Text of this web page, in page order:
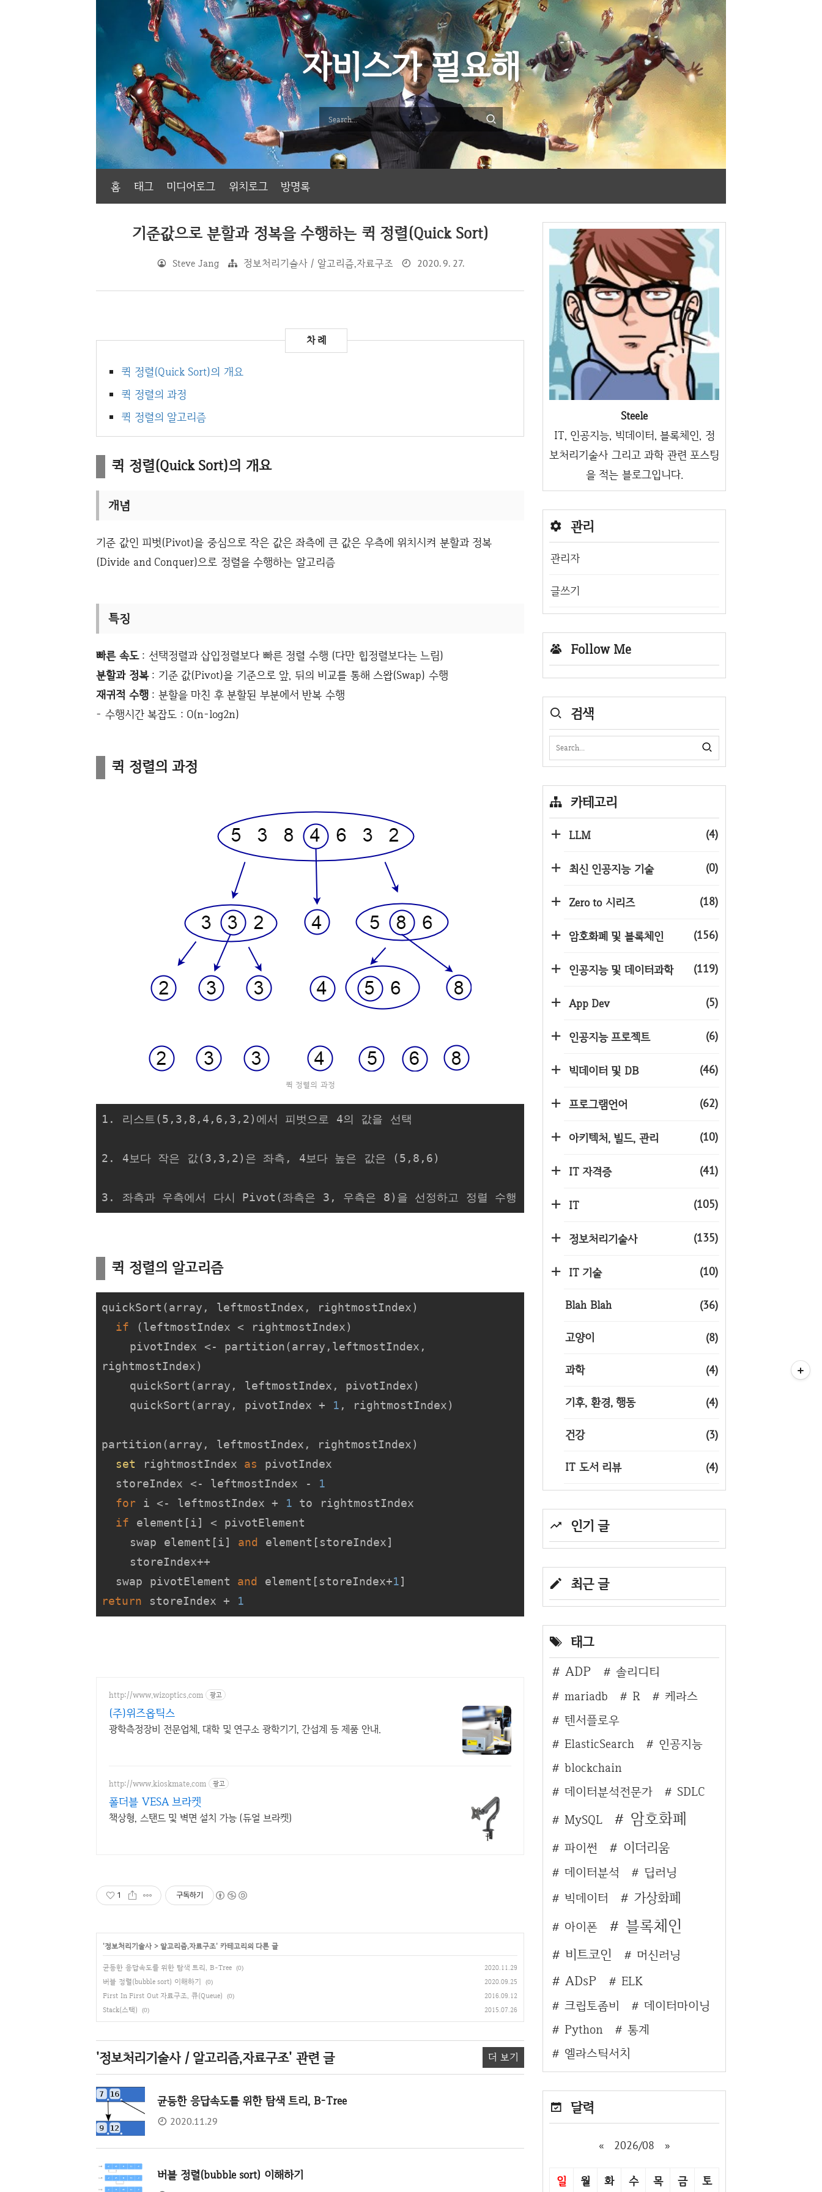
자비스가 필요해
홈 태그 미디어로그 위치로그 방명록
기준값으로 분할과 정복을 수행하는 퀵 정렬(Quick Sort)
Steve Jang 정보처리기술사 / 알고리즘,자료구조 2020. 9. 27.
퀵 정렬(Quick Sort)의 개요
퀵 정렬의 과정
퀵 정렬의 알고리즘
퀵 정렬(Quick Sort)의 개요
개념
기준 값인 피벗(Pivot)을 중심으로 작은 값은 좌측에 큰 값은 우측에 위치시켜 분할과 정복
(Divide and Conquer)으로 정렬을 수행하는 알고리즘
특징
빠른 속도: 선택정렬과 삽입정렬보다 빠른 정렬 수행 (다만 힙정렬보다는 느림)
분할과 정복: 기준 값(Pivot)을 기준으로 앞, 뒤의 비교를 통해 스왑(Swap) 수행
재귀적 수행: 분할을 마친 후 분할된 부분에서 반복 수행
- 수행시간 복잡도 : O(n-log2n)
퀵 정렬의 과정
퀵 정렬의 과정
1. 리스트(5,3,8,4,6,3,2)에서 피벗으로 4의 값을 선택
2. 4보다 작은 값(3,3,2)은 좌측, 4보다 높은 값은 (5,8,6)
3. 좌측과 우측에서 다시 Pivot(좌측은 3, 우측은 8)을 선정하고 정렬 수행
퀵 정렬의 알고리즘
quickSort(array, leftmostIndex, rightmostIndex)
if (leftmostIndex < rightmostIndex)
rightmostIndex)
    quickSort(array, pivotIndex +
1 , rightmostIndex)
partition(array, leftmostIndex, rightmostIndex)
set rightmostIndex as pivotIndex
  storeIndex <- leftmostIndex -
1
for i <- leftmostIndex + 1 to rightmostIndex
if element[i] < pivotElement
    swap element[i]
and
element[storeIndex]
  swap pivotElement
and element[storeIndex+1
return storeIndex + 1
http://www.wizoptics.com 광고
(주)위즈옵틱스
광학측정장비 전문업체, 대학 및 연구소 광학기기, 간섭계 등 제품 안내.
http://www.kioskmate.com 광고
폴더블 VESA 브라켓
책상형, 스탠드 및 벽면 설치 가능 (듀얼 브라켓)
1 구독하기
'정보처리기술사 >알고리즘,자료구조' 카테고리의 다른 글
균등한 응답속도를 위한 탐색 트리, B-Tree (0) 2020.11.29
버블 정렬(bubble sort) 이해하기 (0) 2020.09.25
First In First Out 자료구조, 큐(Queue) (0) 2016.09.12
Stack(스택) (0) 2015.07.26
'정보처리기술사 / 알고리즘,자료구조' 관련 글 더 보기
균등한 응답속도를 위한 탐색 트리, B-Tree
2020.11.29
버블 정렬(bubble sort) 이해하기
Steele
IT, 인공지능, 빅데이터, 블록체인, 정
보처리기술사 그리고 과학 관련 포스팅
을 적는 블로그입니다.
관리
관리자
글쓰기
Follow Me
검색
카테고리
LLM (4)
최신 인공지능 기술 (0)
Zero to 시리즈 (18)
암호화폐 및 블록체인 (156)
인공지능 및 데이터과학 (119)
App Dev (5)
인공지능 프로젝트 (6)
빅데이터 및 DB (46)
프로그램언어 (62)
아키텍처, 빌드, 관리 (10)
IT 자격증 (41)
IT (105)
정보처리기술사 (135)
IT 기술 (10)
Blah Blah (36)
고양이 (8)
과학 (4)
기후, 환경, 행동 (4)
건강 (3)
IT 도서 리뷰 (4)
인기 글
최근 글
태그
ADP
솔리디티
mariadb
R
케라스
텐서플로우
ElasticSearch
인공지능
blockchain
데이터분석전문가
SDLC
MySQL
암호화폐
파이썬 이더리움
데이터분석
딥러닝
빅데이터
가상화폐
아이폰 블록체인
비트코인 머신러닝
ADsP
ELK
크립토좀비
데이터마이닝
Python
통계
엘라스틱서치
달력
« 2026/08 »
일 월 화 수 목 금 토